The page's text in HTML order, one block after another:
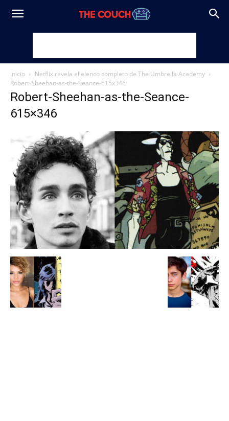
Inicio
Netflix revela el elenco completo de The Umbrella Academy
Robert-Sheehan-as-the-Seance-615x346
Robert-Sheehan-as-the-Seance-
615×346